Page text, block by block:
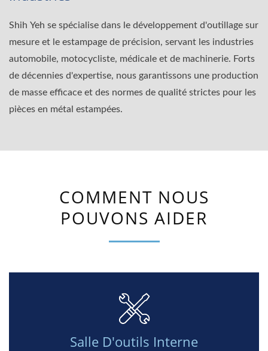
Shih Yeh se spécialise dans le développement d'outillage sur
mesure et le estampage de précision, servant les industries
automobile, motocycliste, médicale et de machinerie. Forts
de décennies d'expertise, nous garantissons une production
de masse efficace et des normes de qualité strictes pour les
pièces en métal estampées.
COMMENT NOUS
POUVONS AIDER
Salle D'outils Interne